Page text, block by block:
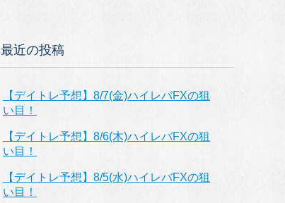
最近の投稿
【デイトレ予想】8/7(金)ハイレバFXの狙
い目！
【デイトレ予想】8/6(木)ハイレバFXの狙
い目！
【デイトレ予想】8/5(水)ハイレバFXの狙
い目！